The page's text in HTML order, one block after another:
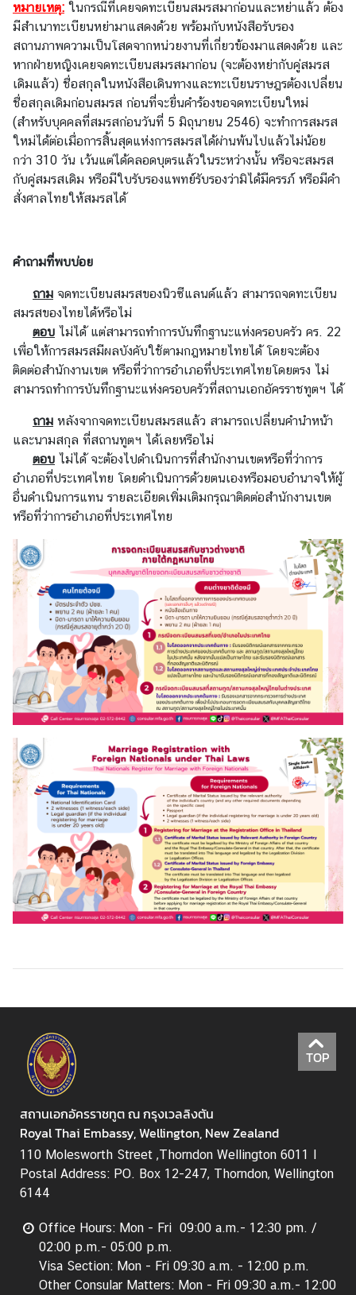
|
T
h
a
i
C
o
r
n
e
r
ติ
ต่
อ
ส
ถ
า
น
อ
ก
อั
ค
ร
ร
า
ช
ทู
ต
|
C
o
n
t
a
c
t
U
ข้
อ
มู
ล
น
ไ
ท
ย
หมายเหตุ: ในกรณีที่เคยจดทะเบียนสมรสมาก่อนและหย่าแล้ว ต้อง
มีสำเนาทะเบียนหย่ามาแสดงด้วย พร้อมกับหนังสือรับรอง
สถานภาพความเป็นโสดจากหน่วยงานที่เกี่ยวข้องมาแสดงด้วย และ
หากฝ่ายหญิงเคยจดทะเบียนสมรสมาก่อน (จะต้องหย่ากับคู่สมรส
เดิมแล้ว) ชื่อสกุลในหนังสือเดินทางและทะเบียนราษฎรต้องเปลี่ยน
ชื่อสกุลเดิมก่อนสมรส ก่อนที่จะยื่นคำร้องขอจดทะเบียนใหม่
(สำหรับบุคคลที่สมรสก่อนวันที่ 5 มิถุนายน 2546) จะทำการสมรส
ใหม่ได้ต่อเมื่อการสิ้นสุดแห่งการสมรสได้ผ่านพ้นไปแล้วไม่น้อย
กว่า 310 วัน เว้นแต่ได้คลอดบุตรแล้วในระหว่างนั้น หรือจะสมรส
กับคู่สมรสเดิม หรือมีใบรับรองแพทย์รับรองว่ามิได้มีครรภ์ หรือมีคำ
สั่งศาลไทยให้สมรสได้
คำถามที่พบบ่อย
ถาม จดทะเบียนสมรสของนิวซีแลนด์แล้ว สามารถจดทะเบียน
สมรสของไทยได้หรือไม่
ตอบ ไม่ได้ แต่สามารถทำการบันทึกฐานะแห่งครอบครัว คร. 22
เพื่อให้การสมรสมีผลบังคับใช้ตามกฎหมายไทยได้ โดยจะต้อง
ติดต่อสำนักงานเขต หรือที่ว่าการอำเภอที่ประเทศไทยโดยตรง ไม่
สามารถทำการบันทึกฐานะแห่งครอบครัวที่สถานเอกอัครราชทูตฯ ได้
ถาม หลังจากจดทะเบียนสมรสแล้ว สามารถเปลี่ยนคำนำหน้า
และนามสกุล ที่สถานทูตฯ ได้เลยหรือไม่
ตอบ ไม่ได้ จะต้องไปดำเนินการที่สำนักงานเขตหรือที่ว่าการ
อำเภอที่ประเทศไทย โดยดำเนินการด้วยตนเองหรือมอบอำนาจให้ผู้
อื่นดำเนินการแทน รายละเอียดเพิ่มเติมกรุณาติดต่อสำนักงานเขต
หรือที่ว่าการอำเภอที่ประเทศไทย
TOP
สถานเอกอัครราชทูต ณ กรุงเวลลิงตัน
Royal Thai Embassy, Wellington, New Zealand
110 Molesworth Street ,Thorndon Wellington 6011 I
Postal Address: PO. Box 12-247, Thorndon, Wellington
6144
Office Hours: Mon - Fri 09:00 a.m.- 12:30 pm. /
02:00 p.m.- 05:00 p.m.
Visa Section: Mon - Fri 09:30 a.m. - 12:00 p.m.
Other Consular Matters: Mon - Fri 09:30 a.m.- 12:00